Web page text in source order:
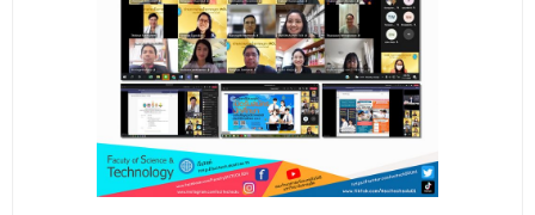
- ข่าวประชาสัมพันธ์ภายนอก
- ทุน/สมัครงาน/ศึกษาต่อ
วารสารคณะ